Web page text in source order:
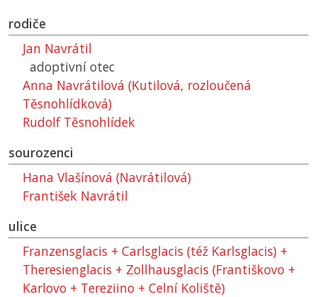
rodiče
Jan Navrátil
adoptivní otec
Anna Navrátilová (Kutilová, rozloučená
Těsnohlídková)
Rudolf Těsnohlídek
sourozenci
Hana Vlašínová (Navrátilová)
František Navrátil
ulice
Franzensglacis + Carlsglacis (též Karlsglacis) +
Theresienglacis + Zollhausglacis (Františkovo +
Karlovo + Tereziino + Celní Koliště)